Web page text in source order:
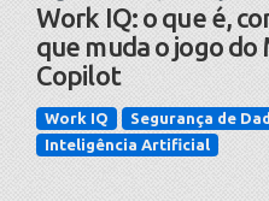
Work IQ: o que é,
que muda o jogo
Copilot
Work IQ Segurança de
Inteligência Artificial